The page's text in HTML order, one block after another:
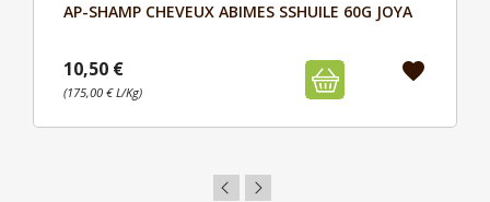
Aperçu
AP-SHAMP CHEVEUX ABIMES SSHUILE 60G JOYA
10,50 €
(175,00 € L/Kg)
favorite